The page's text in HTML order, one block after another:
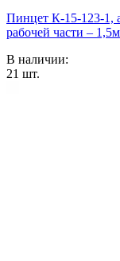
Пинцет К-15-123-1,
рабочей части –
В наличии:
21 шт.